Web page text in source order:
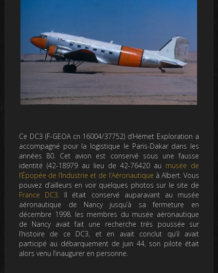
Ce DC3 (F-GEOA cn 16004/37752) d’Hémet Exploration a
accompagné pour la logistique le Paris-Dakar dans les
années 80. Cet avion est conservé sous une fausse
identité (42-18979 au lieu de 42-76420 au musée de
l’Épopée de l’Industrie et de l’Aéronautique à Albert. Vous
pouvez d’ailleurs en voir quelques photos sur le site de
France DC3. Il était conservé auparavant au musée
aéronautique de Nancy jusqu’à sa fermeture en
décembre 1998. les membres du musée aéronautique
de Nancy avait fait une recherche très poussée sur
l’histoire de ce DC3, et en avait conclut qu’il avait
participé au débarquement de juin 44, son pilote était
alors venu l’inaugurer en personne.